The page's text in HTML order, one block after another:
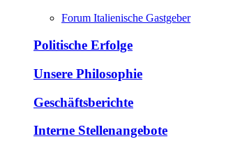
Forum Italienische Gastgeber
Politische Erfolge
Unsere Philosophie
Geschäftsberichte
Interne Stellenangebote